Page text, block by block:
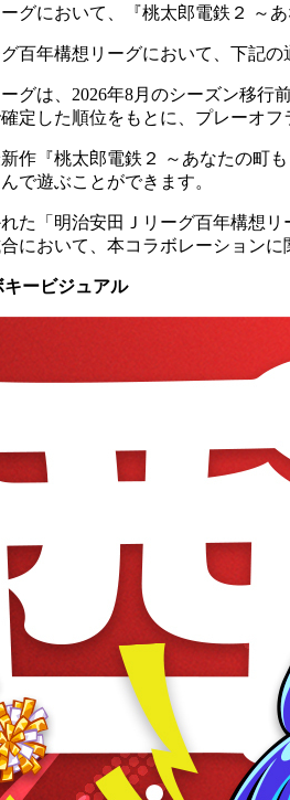
グにおいて、『桃太郎電鉄２ ～
百年構想リーグにおいて、下記
グは、2026年8月のシーズン移
定した順位をもとに、プレーオ
新作『桃太郎電鉄２ ～あなたの
で遊ぶことができます。
た「明治安田Ｊリーグ百年構想
において、本コラボレーションに
ービジュアル